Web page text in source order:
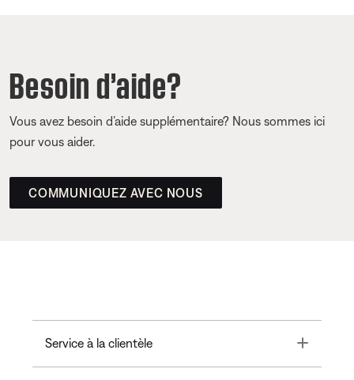
Besoin d’aide?
Vous avez besoin d’aide supplémentaire? Nous sommes ici
pour vous aider.
COMMUNIQUEZ AVEC NOUS
Service à la clientèle Toggle